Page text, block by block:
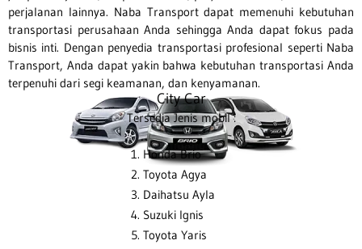
perjalanan lainnya. Naba Transport dapat memenuhi kebutuhan
transportasi perusahaan Anda sehingga Anda dapat fokus pada
bisnis inti. Dengan penyedia transportasi profesional seperti Naba
Transport, Anda dapat yakin bahwa kebutuhan transportasi Anda
terpenuhi dari segi keamanan, dan kenyamanan.
Jenis Kendaraan
City Car
Tersedia Jenis mobil :
Honda Brio
Toyota Agya
Daihatsu Ayla
Suzuki Ignis
Toyota Yaris